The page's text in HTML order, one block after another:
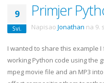
9
Svi.
Primjer
Napisao Jonathan na 9.
I wanted to share this example
working Python code using the
mpeg movie file and an MP3